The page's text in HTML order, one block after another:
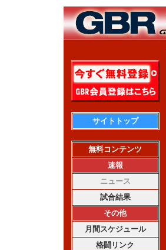
サイトトップ
無料コンテンツ
速報
ニュース
試合結果
その他
月間スケジュール
格闘リンク